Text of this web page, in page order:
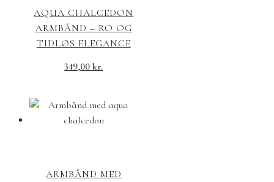
AQUA CHALCEDON
ARMBÅND – RO OG
TIDLØS ELEGANCE
349,00kr.
ARMBÅND MED